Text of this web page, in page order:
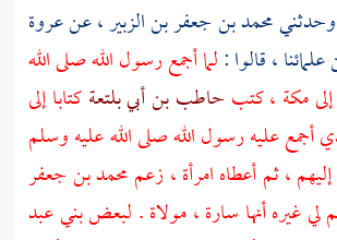
محمد بن جعفر بن الزبير، عنعروة
، قالوا :لما أجمع رسول الله صلى الله
مكة ، كتب حاطب بن أبي بلتعةكتابا إلى
أجمع عليه رسول الله صلى الله عليه وسلم
، ثم أعطاه امرأة ، زعممحمد بن جعفر
غيره أنها سارة، مولاة . لبعضبني عبد